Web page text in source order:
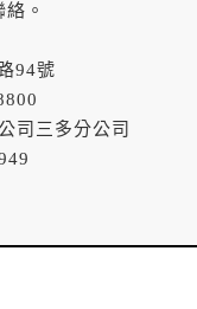
用作不合理之限
達或未為解約通
額。
宿天數、房型、
。
94號
司三多分公司